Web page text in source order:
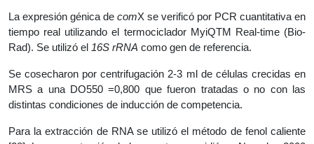
La expresión génica de comX se verificó por PCR cuantitativa en
tiempo real utilizando el termociclador MyiQTM Real-time (Bio-
Rad). Se utilizó el 16S rRNA como gen de referencia.
Se cosecharon por centrifugación 2-3 ml de células crecidas en
MRS a una DO550 =0,800 que fueron tratadas o no con las
distintas condiciones de inducción de competencia.
Para la extracción de RNA se utilizó el método de fenol caliente